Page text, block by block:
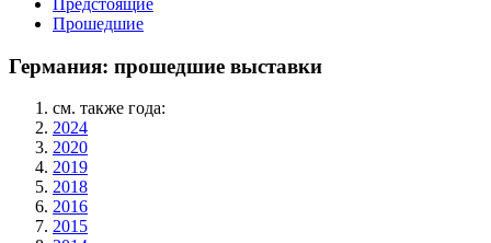
Прошедшие
Германия: прошедшие выставки
см. также года:
2024
2020
2019
2018
2016
2015